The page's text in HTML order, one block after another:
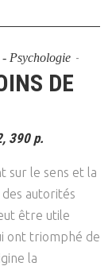
Psychologie
DE
390 p.
sur le sens et la
autorités
être utile
ont triomphé de
la